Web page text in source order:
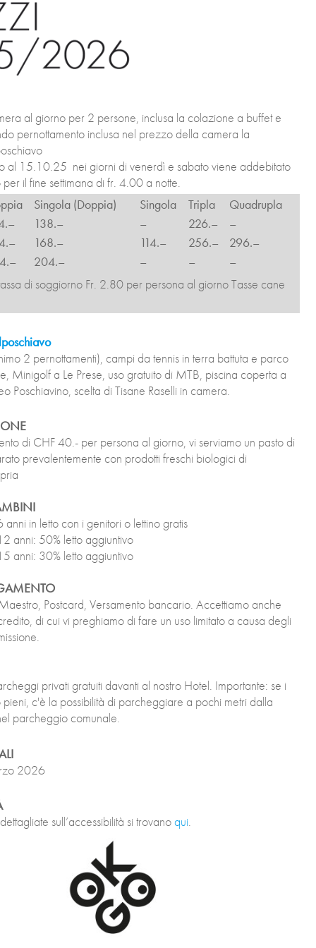
al giorno per 2 persone, inclusa la colazione a buffet e
pernottamento inclusa nel prezzo della camera la
al 15.10.25 nei giorni di venerdì e sabato viene addebitato
per il fine settimana di fr. 4.00 a notte.
Singola (Doppia) Singola Tripla
Quadrupla
138.– – 226.–
–
168.– 114.– 256.–
296.–
204.– – –
–
di soggiorno Fr. 2.80 per persona al giorno Tasse cane
2 pernottamenti), campi da tennis in terra battuta e parco
Minigolf a Le Prese, uso gratuito di MTB, piscina coperta a
Poschiavino, scelta di Tisane Raselli in camera.
di CHF 40.- per persona al giorno, vi serviamo un pasto di
prevalentemente con prodotti freschi biologici di
anni in letto con i genitori o lettino gratis
anni: 50% letto aggiuntivo
anni: 30% letto aggiuntivo
Postcard, Versamento bancario. Accettiamo anche
di cui vi preghiamo di fare un uso limitato a causa degli
privati gratuiti davanti al nostro Hotel. Importante: se i
c'è la possibilità di parcheggiare a pochi metri dalla
parcheggio comunale.
2026
sull’accessibilità si trovanoqui.